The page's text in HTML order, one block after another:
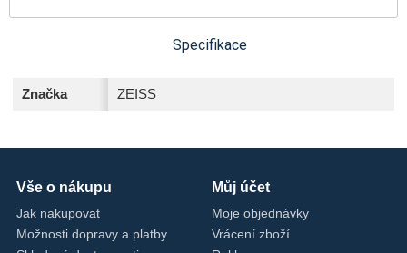
Specifikace
Značka ZEISS
Vše o nákupu
Jak nakupovat
Možnosti dopravy a platby
Můj účet
Moje objednávky
Vrácení zboží